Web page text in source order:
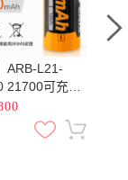
ARB-L21-
21700可充電
5000mAh 最